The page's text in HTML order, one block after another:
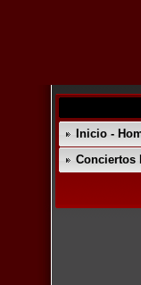
Inicio -
Conciertos